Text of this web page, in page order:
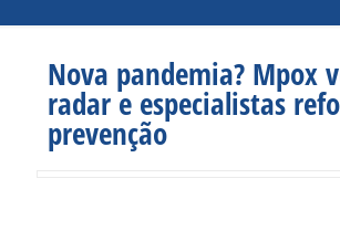
Nova pandemia? Mpox
radar e especialistas
prevenção